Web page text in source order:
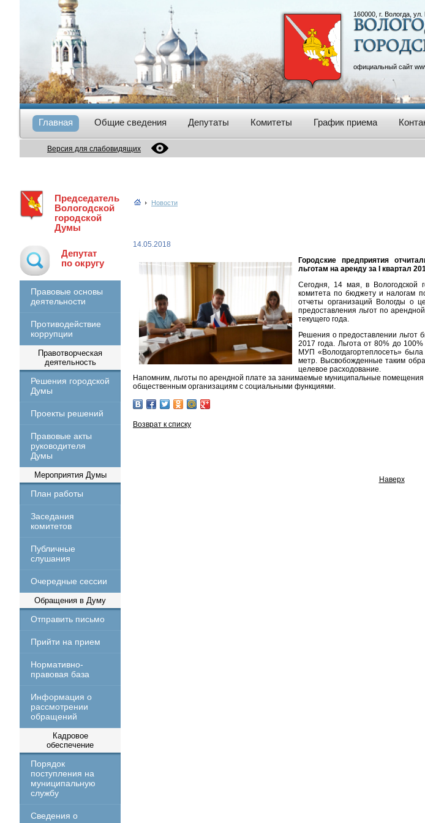
160000, г. Вологда,
официальный сайт
Главная Общие сведения Депутаты Комитеты График приема
Версия для слабовидящих
Председатель
Вологодской
городской
Думы
Депутат
по округу
Правовые основы
деятельности
Противодействие
коррупции
Правотворческая
деятельность
Решения городской
Думы
Проекты решений
Правовые акты
руководителя
Думы
Мероприятия Думы
План работы
Заседания
комитетов
Публичные
слушания
Очередные сессии
Обращения в Думу
Отправить письмо
Прийти на прием
Нормативно-
правовая база
Информация о
рассмотрении
обращений
Кадровое
обеспечение
Порядок
поступления на
муниципальную
службу
Сведения о
Новости
14.05.2018
Городские предприятия
льготам на аренду за I квартал
Сегодня, 14 мая, в Вологодской
комитета по бюджету и налогам
отчеты организаций Вологды о
предоставления льгот по
текущего года.
Решения о предоставлении льгот
2017 года. Льгота от 80% до
МУП «Вологдагортеплосеть»
метр. Высвобожденные таким
целевое расходование.
Напомним, льготы по арендной плате за занимаемые муниципальные
общественным организациям с социальными функциями.
Возврат к списку
Наверх